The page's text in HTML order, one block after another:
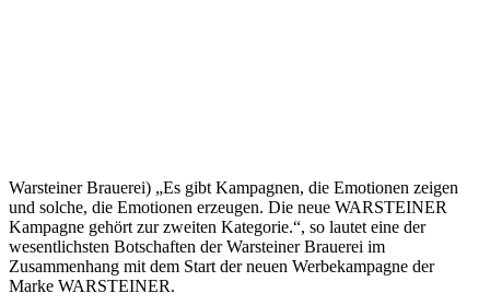
Warsteiner Brauerei) „Es gibt Kampagnen, die Emotionen zeigen
und solche, die Emotionen erzeugen. Die neue WARSTEINER
Kampagne gehört zur zweiten Kategorie.“, so lautet eine der
wesentlichsten Botschaften der Warsteiner Brauerei im
Zusammenhang mit dem Start der neuen Werbekampagne der
Marke WARSTEINER.